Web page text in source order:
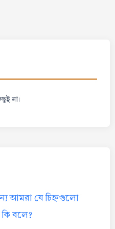
না।
আমরা যে চিহ্নগুলো
বলে?